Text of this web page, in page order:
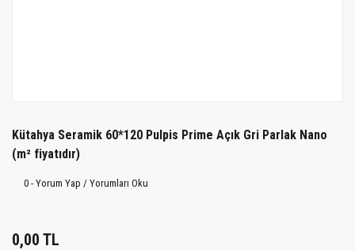
Kütahya Seramik 60*120 Pulpis Prime Açık Gri Parlak Nano
(m² fiyatıdır)
0 - Yorum Yap / Yorumları Oku
0,00 TL